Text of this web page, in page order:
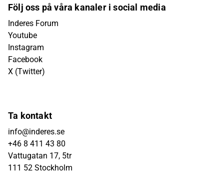
Följ oss på våra kanaler i social media
Inderes Forum
Youtube
Instagram
Facebook
X (Twitter)
Ta kontakt
info@inderes.se
+46 8 411 43 80
Vattugatan 17, 5tr
111 52 Stockholm